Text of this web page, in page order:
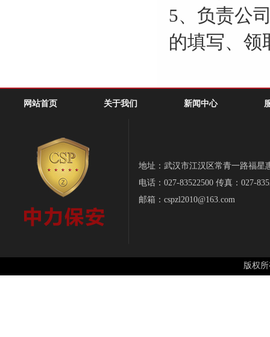
5、负责公
的填写、领
网站首页 关于我们 新闻中心
地址：武汉市江汉区常青一路福星
电话：027-83522500 传真：027-
邮箱：cspzl2010@163.com
版权